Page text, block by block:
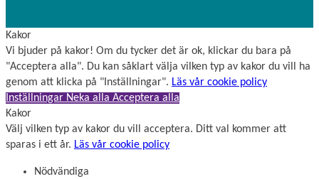
Kakor
Vi bjuder på kakor! Om du tycker det är ok, klickar du bara på
"Acceptera alla". Du kan såklart välja vilken typ av kakor du vill ha
genom att klicka på "Inställningar". Läs vår cookie policy
Inställningar Neka alla Acceptera alla
Kakor
Välj vilken typ av kakor du vill acceptera. Ditt val kommer att
sparas i ett år. Läs vår cookie policy
Nödvändiga